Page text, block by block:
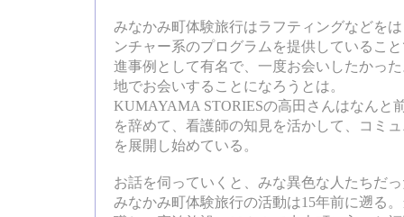
みなかみ町体験旅行はラフティングなどを
ンチャー系のプログラムを提供しているこ
進事例として有名で、一度お会いしたかっ
地でお会いすることになろうとは。
KUMAYAMA STORIESの高田さんはなんと
を辞めて、看護師の知見を活かして、コミ
を展開し始めている。
お話を伺っていくと、みな異色な人たちだ
みなかみ町体験旅行の活動は15年前に遡る